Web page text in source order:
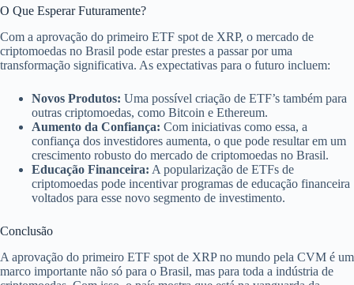
O Que Esperar Futuramente?
Com a aprovação do primeiro ETF spot de XRP, o mercado de
criptomoedas no Brasil pode estar prestes a passar por uma
transformação significativa. As expectativas para o futuro incluem:
Novos Produtos: Uma possível criação de ETF’s também para
outras criptomoedas, como Bitcoin e Ethereum.
Aumento da Confiança: Com iniciativas como essa, a
confiança dos investidores aumenta, o que pode resultar em um
crescimento robusto do mercado de criptomoedas no Brasil.
Educação Financeira: A popularização de ETFs de
criptomoedas pode incentivar programas de educação financeira
voltados para esse novo segmento de investimento.
Conclusão
A aprovação do primeiro ETF spot de XRP no mundo pela CVM é um
marco importante não só para o Brasil, mas para toda a indústria de